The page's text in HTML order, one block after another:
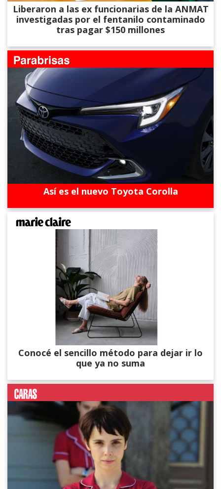
Liberaron a las ex funcionarias de la ANMAT
investigadas por el fentanilo contaminado
tras pagar $150 millones
Así es el nuevo Toyota Corolla
Conocé el sencillo método para dejar ir lo
que ya no suma